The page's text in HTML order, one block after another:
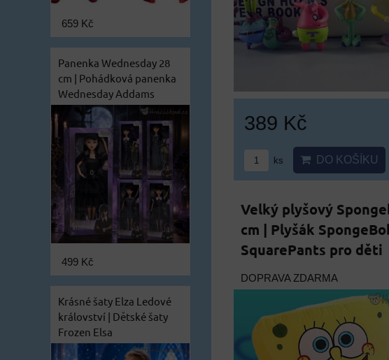
389 Kč
ks DO KOŠÍKU
Velký plyšový
cm | Plyšák
SquarePants pro děti
DOPRAVA ZDARMA
659 Kč
Panenka Wednesday 28
cm | Pohádková panenka
Wednesday Addams
499 Kč
Krásné šaty Elza Ledové
království | Dětské šaty
Frozen Elsa